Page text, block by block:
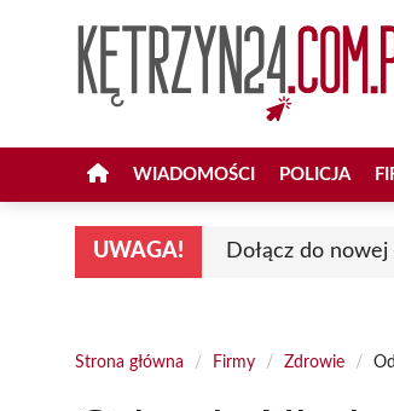
WIADOMOŚCI POLICJA
UWAGA! Dołącz do
Strona główna / Firmy / Zdrowie /